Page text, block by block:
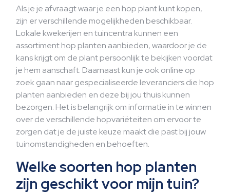
Als je je afvraagt waar je een hop plant kunt kopen,
zijn er verschillende mogelijkheden beschikbaar.
Lokale kwekerijen en tuincentra kunnen een
assortiment hop planten aanbieden, waardoor je de
kans krijgt om de plant persoonlijk te bekijken voordat
je hem aanschaft. Daarnaast kun je ook online op
zoek gaan naar gespecialiseerde leveranciers die hop
planten aanbieden en deze bij jou thuis kunnen
bezorgen. Het is belangrijk om informatie in te winnen
over de verschillende hopvariëteiten om ervoor te
zorgen dat je de juiste keuze maakt die past bij jouw
tuinomstandigheden en behoeften.
Welke soorten hop planten
zijn geschikt voor mijn tuin?